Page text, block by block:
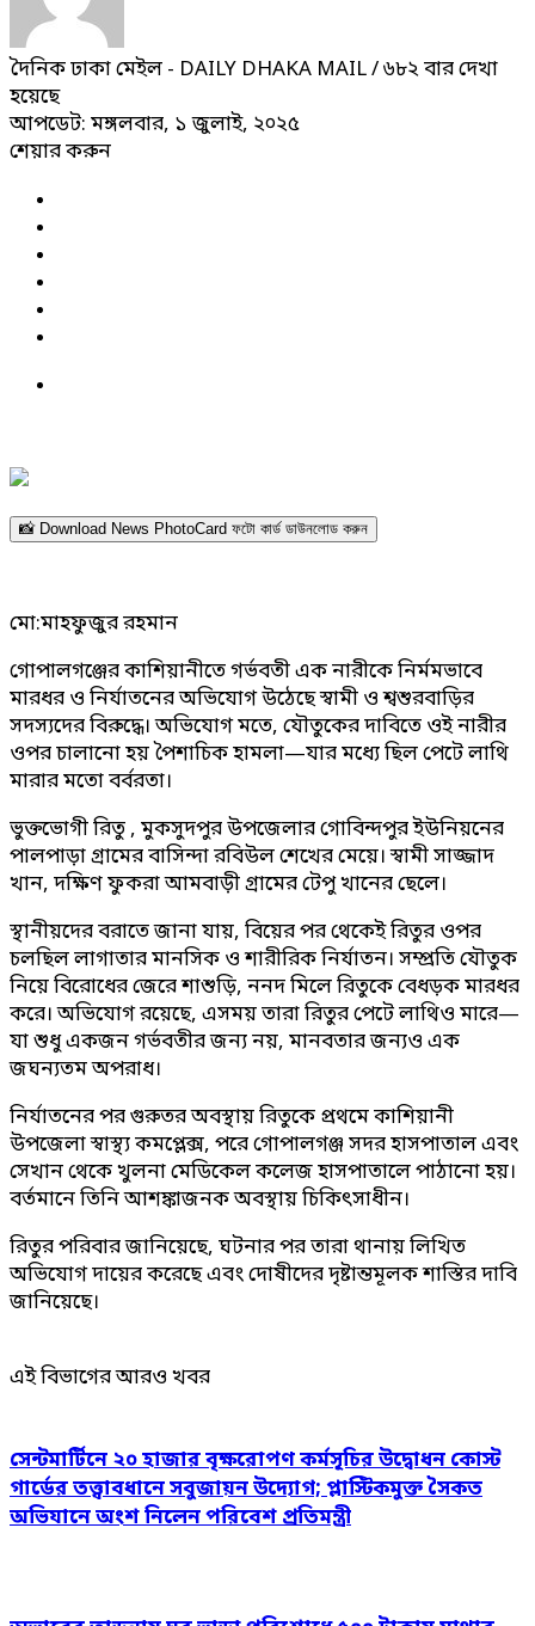
দৈনিক ঢাকা মেইল - DAILY DHAKA MAIL/ ৬৮২ বার দেখা
হয়েছে
আপডেট: মঙ্গলবার, ১ জুলাই, ২০২৫
শেয়ার করুন
📸 Download News PhotoCard ফটো কার্ড ডাউনলোড করুন
মো:মাহফুজুর রহমান
গোপালগঞ্জের কাশিয়ানীতে গর্ভবতী এক নারীকে নির্মমভাবে
মারধর ও নির্যাতনের অভিযোগ উঠেছে স্বামী ও শ্বশুরবাড়ির
সদস্যদের বিরুদ্ধে। অভিযোগ মতে, যৌতুকের দাবিতে ওই নারীর
ওপর চালানো হয় পৈশাচিক হামলা—যার মধ্যে ছিল পেটে লাথি
মারার মতো বর্বরতা।
ভুক্তভোগী রিতু , মুকসুদপুর উপজেলার গোবিন্দপুর ইউনিয়নের
পালপাড়া গ্রামের বাসিন্দা রবিউল শেখের মেয়ে। স্বামী সাজ্জাদ
খান, দক্ষিণ ফুকরা আমবাড়ী গ্রামের টেপু খানের ছেলে।
স্থানীয়দের বরাতে জানা যায়, বিয়ের পর থেকেই রিতুর ওপর
চলছিল লাগাতার মানসিক ও শারীরিক নির্যাতন। সম্প্রতি যৌতুক
নিয়ে বিরোধের জেরে শাশুড়ি, ননদ মিলে রিতুকে বেধড়ক মারধর
করে। অভিযোগ রয়েছে, এসময় তারা রিতুর পেটে লাথিও মারে—
যা শুধু একজন গর্ভবতীর জন্য নয়, মানবতার জন্যও এক
জঘন্যতম অপরাধ।
নির্যাতনের পর গুরুতর অবস্থায় রিতুকে প্রথমে কাশিয়ানী
উপজেলা স্বাস্থ্য কমপ্লেক্স, পরে গোপালগঞ্জ সদর হাসপাতাল এবং
সেখান থেকে খুলনা মেডিকেল কলেজ হাসপাতালে পাঠানো হয়।
বর্তমানে তিনি আশঙ্কাজনক অবস্থায় চিকিৎসাধীন।
রিতুর পরিবার জানিয়েছে, ঘটনার পর তারা থানায় লিখিত
অভিযোগ দায়ের করেছে এবং দোষীদের দৃষ্টান্তমূলক শাস্তির দাবি
জানিয়েছে।
এই বিভাগের আরও খবর
সেন্টমার্টিনে ২০ হাজার বৃক্ষরোপণ কর্মসূচির উদ্বোধন কোস্ট
গার্ডের তত্ত্বাবধানে সবুজায়ন উদ্যোগ; প্লাস্টিকমুক্ত সৈকত
অভিযানে অংশ নিলেন পরিবেশ প্রতিমন্ত্রী